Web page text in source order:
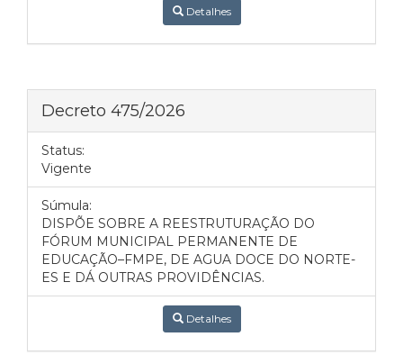
Detalhes
Decreto 475/2026
Status:
Vigente
Súmula:
DISPÕE SOBRE A REESTRUTURAÇÃO DO
FÓRUM MUNICIPAL PERMANENTE DE
EDUCAÇÃO–FMPE, DE AGUA DOCE DO NORTE-
ES E DÁ OUTRAS PROVIDÊNCIAS.
Detalhes